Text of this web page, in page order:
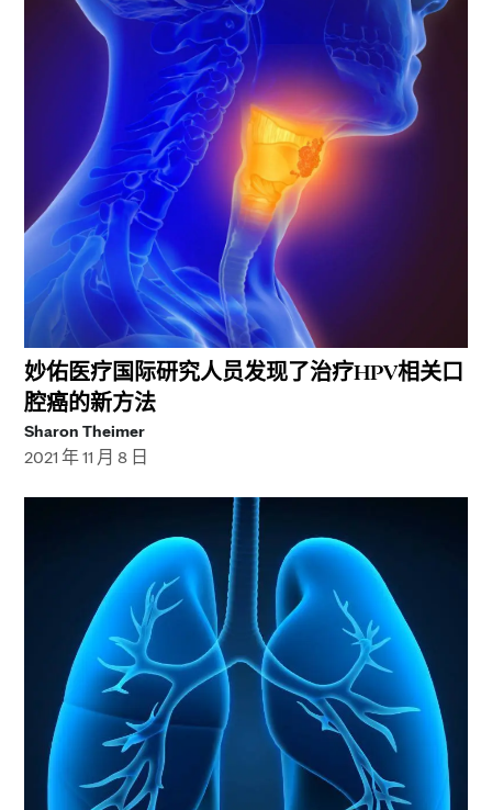
妙佑医疗国际研究人员发现了治疗HPV相关口
腔癌的新方法
Sharon Theimer
2021 年 11 月 8 日